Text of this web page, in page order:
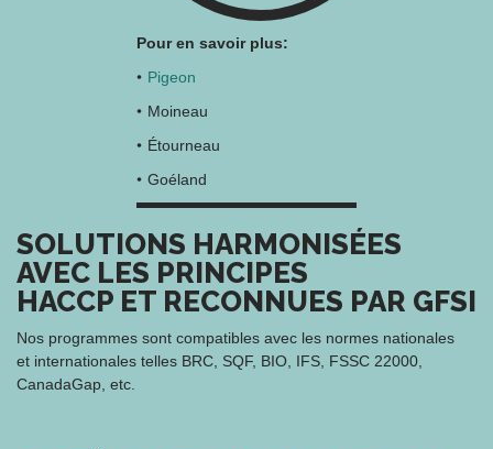
Pour en savoir plus:
Pigeon
Moineau
Étourneau
Goéland
SOLUTIONS HARMONISÉES
AVEC LES PRINCIPES
HACCP ET RECONNUES PAR GFSI
Nos programmes sont compatibles avec les normes nationales
et internationales telles BRC, SQF, BIO, IFS, FSSC 22000,
CanadaGap, etc.